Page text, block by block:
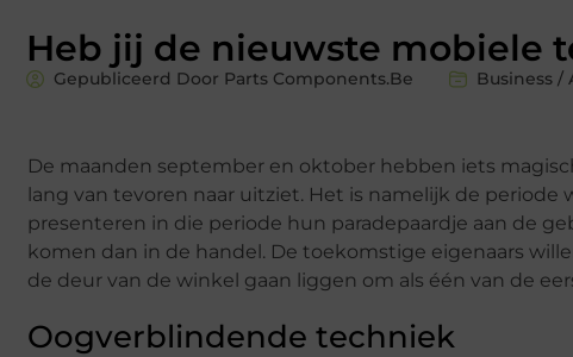
Heb jij de nieuwste mobiele
Gepubliceerd Door Parts Components.Be Business /
De maanden september en oktober hebben iets
lang van tevoren naar uitziet. Het is namelijk de
presenteren in die periode hun paradepaardje aan de
komen dan in de handel. De toekomstige eigenaars
de deur van de winkel gaan liggen om als één van de
Oogverblindende techniek